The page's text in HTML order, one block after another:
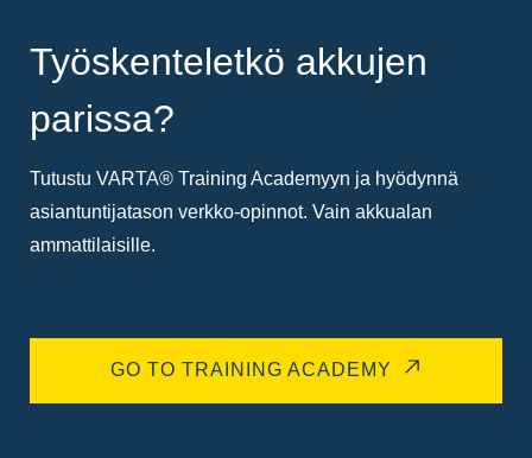
Työskenteletkö akkujen
parissa?
Tutustu VARTA® Training Academyyn ja hyödynnä
asiantuntijatason verkko-opinnot. Vain akkualan
ammattilaisille.
GO TO TRAINING ACADEMY